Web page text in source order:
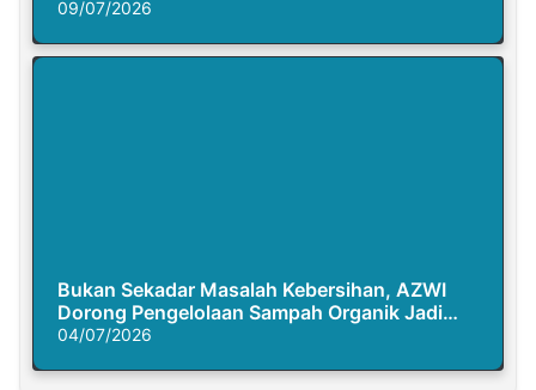
Semasa Piknik
09/07/2026
Bukan Sekadar Masalah Kebersihan, AZWI
Dorong Pengelolaan Sampah Organik Jadi
Solusi Krisis Iklim
04/07/2026